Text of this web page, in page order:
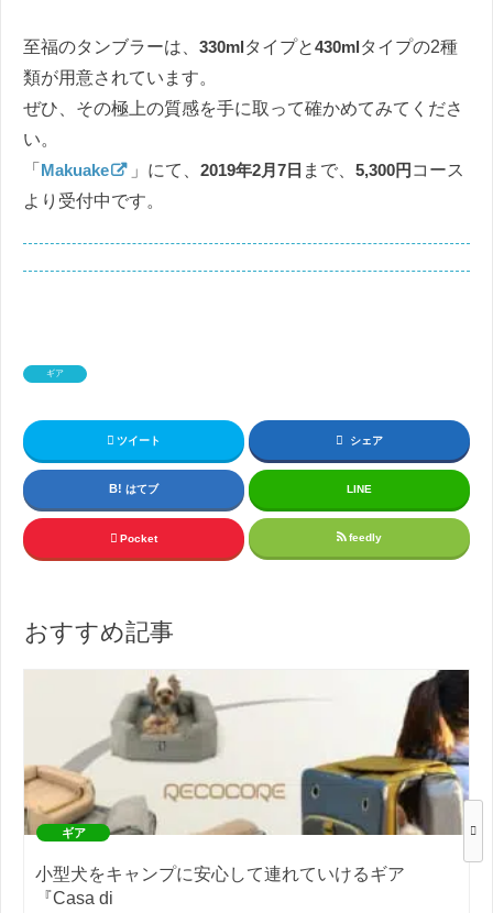
至福のタンブラーは、 330mlタイプと430mlタイプの2種
類が用意されています。
ぜひ、その極上の質感を手に取って確かめてみてくださ
い。
「 Makuake 」にて、 2019年2月7日 まで、 5,300円 コース
より受付中です。
ギア
ツイート シェア
はてブ LINE
Pocket feedly
おすすめ記事
ギア
小型犬をキャンプに安心して連れていけるギア
『Casa di